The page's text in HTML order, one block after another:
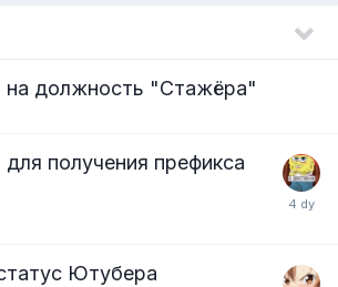
на должность "Стажёра"
для получения префикса
Ютубера